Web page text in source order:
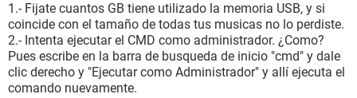
1.- Fijate cuantos GB tiene utilizado la memoria USB, y si
coincide con el tamaño de todas tus musicas no lo perdiste.
2.- Intenta ejecutar el CMD como administrador. ¿Como?
Pues escribe en la barra de busqueda de inicio "cmd" y dale
clic derecho y "Ejecutar como Administrador" y allí ejecuta el
comando nuevamente.